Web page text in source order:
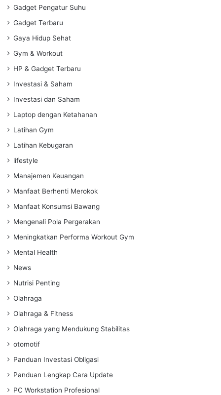
Gadget Pengatur Suhu
Gadget Terbaru
Gaya Hidup Sehat
Gym & Workout
HP & Gadget Terbaru
Investasi & Saham
Investasi dan Saham
Laptop dengan Ketahanan
Latihan Gym
Latihan Kebugaran
lifestyle
Manajemen Keuangan
Manfaat Berhenti Merokok
Manfaat Konsumsi Bawang
Mengenali Pola Pergerakan
Meningkatkan Performa Workout Gym
Mental Health
News
Nutrisi Penting
Olahraga
Olahraga & Fitness
Olahraga yang Mendukung Stabilitas
otomotif
Panduan Investasi Obligasi
Panduan Lengkap Cara Update
PC Workstation Profesional